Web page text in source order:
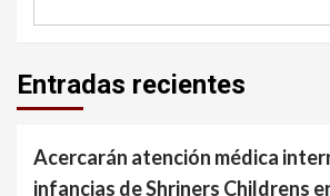
Entradas recientes
Acercarán atención médica
infancias de Shriners Childrens